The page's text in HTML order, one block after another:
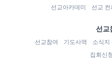
선교아카데미 선교 컨
선교
선교참여 기도사역 소식지
집회신